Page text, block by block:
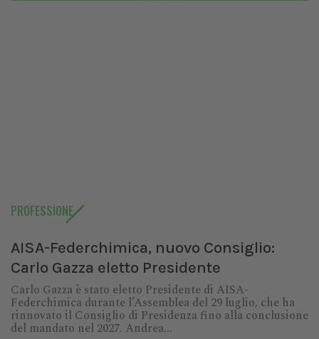
PROFESSIONE
AISA-Federchimica, nuovo Consiglio:
Carlo Gazza eletto Presidente
Carlo Gazza è stato eletto Presidente di AISA-
Federchimica durante l’Assemblea del 29 luglio, che ha
rinnovato il Consiglio di Presidenza fino alla conclusione
del mandato nel 2027. Andrea...